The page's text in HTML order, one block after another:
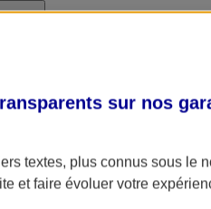
sur nos
textes, plus connus sous le
et faire évoluer votre